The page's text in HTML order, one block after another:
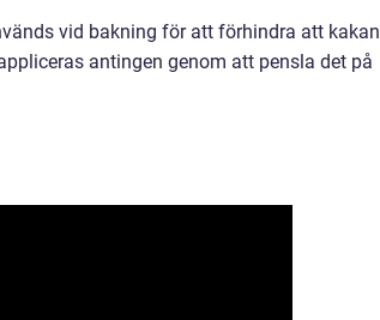
vid bakning för att förhindra att kakan
antingen genom att pensla det på